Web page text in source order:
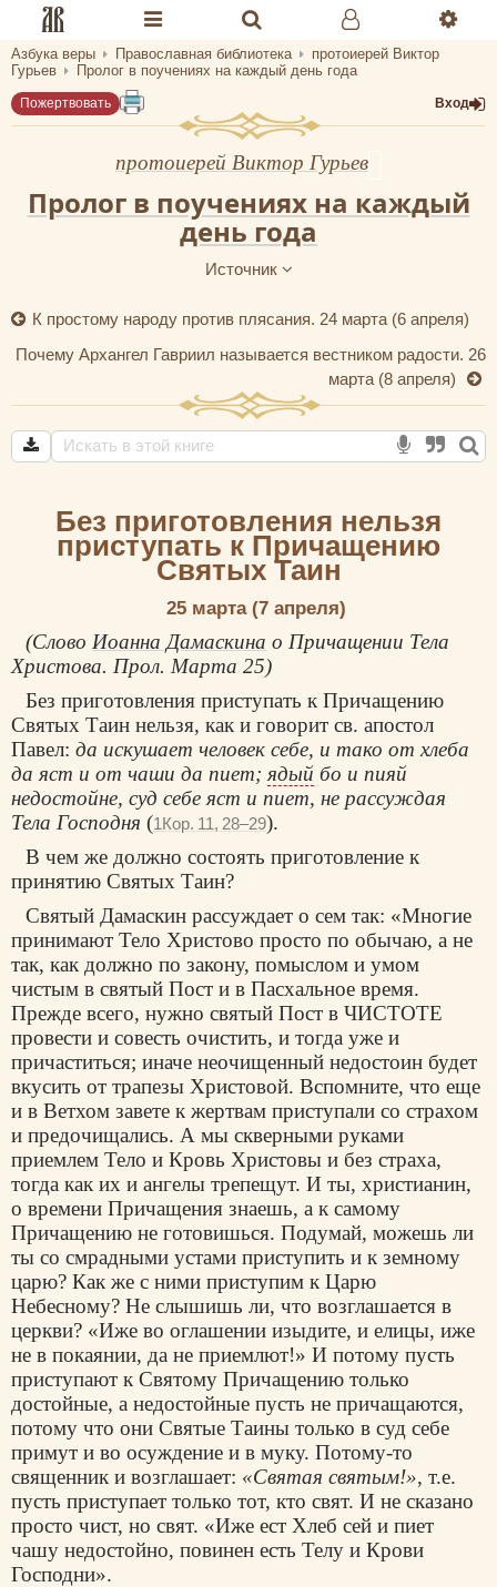
Разделы портала «Азбука веры»
Главная
Библиотеки
Медиа
Тематическое
Азбука веры Православная библиотека
протоиерей Виктор
Гурьев
Пролог в поучениях на каждый день года
Пожертвовать Вход
протоиерей Виктор Гурьев
Пролог в поучениях на каждый
день года
Источник
К простому народу против плясания. 24 марта (6 апреля)
Почему Архангел Гавриил называется вестником радости. 26
марта (8 апреля)
Без приготовления нельзя
приступать к Причащению
Святых Таин
25 марта (7 апреля)
(СловоИоанна Дамаскина о Причащении Тела
Христова. Прол. Марта 25)
Без приготовления приступать к Причащению
Святых Таин нельзя, как и говорит св. апостол
Павел: да искушает человек себе, и тако от хлеба
да яст и от чаши да пиет; ядый бо и пияй
недостойне, суд себе яст и пиет, не рассуждая
Тела Господня (1Кор. 11, 28–29).
В чем же должно состоять приготовление к
принятию Святых Таин?
Святый Дамаскин рассуждает о сем так: «Многие
принимают Тело Христово просто по обычаю, а не
так, как должно по закону, помыслом и умом
чистым в святый Пост и в Пасхальное время.
Прежде всего, нужно святый Пост в ЧИСТОТЕ
провести и совесть очистить, и тогда уже и
причаститься; иначе неочищенный недостоин будет
вкусить от трапезы Христовой. Вспомните, что еще
и в Ветхом завете к жертвам приступали со страхом
и предочищались. А мы скверными руками
приемлем Тело и Кровь Христовы и без страха,
тогда как их и ангелы трепещут. И ты, христианин,
о времени Причащения знаешь, а к самому
Причащению не готовишься. Подумай, можешь ли
ты со смрадными устами приступить и к земному
царю? Как же с ними приступим к Царю
Небесному? Не слышишь ли, что возглашается в
церкви? «Иже во оглашении изыдите, и елицы, иже
не в покаянии, да не приемлют!» И потому пусть
приступают к Святому Причащению только
достойные, а недостойные пусть не причащаются,
потому что они Святые Таины только в суд себе
примут и во осуждение и в муку. Потому-то
священник и возглашает: «Святая святым!», т.е.
пусть приступает только тот, кто свят. И не сказано
просто чист, но свят. «Иже ест Хлеб сей и пиет
чашу недостойно, повинен есть Телу и Крови
Господни».